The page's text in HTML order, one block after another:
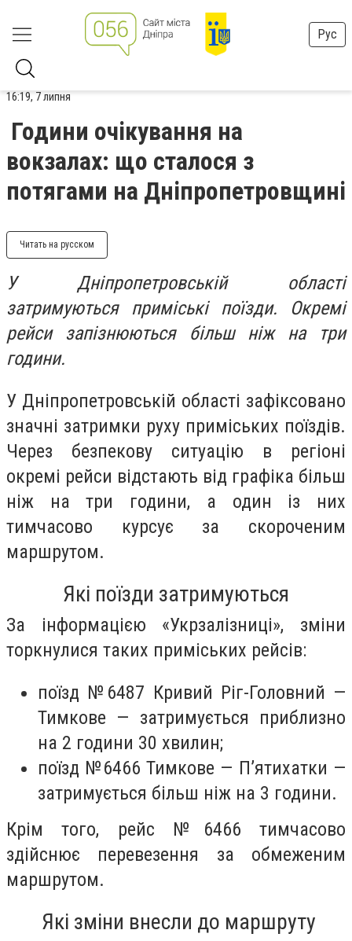
Рус
16:19, 7 липня
Години очікування на
вокзалах: що сталося з
потягами на Дніпропетровщині
Читать на русском
У Дніпропетровській області
затримуються приміські поїзди. Окремі
рейси запізнюються більш ніж на три
години.
У Дніпропетровській області зафіксовано
значні затримки руху приміських поїздів.
Через безпекову ситуацію в регіоні
окремі рейси відстають від графіка більш
ніж на три години, а один із них
тимчасово курсує за скороченим
маршрутом.
Які поїзди затримуються
За інформацією «Укрзалізниці», зміни
торкнулися таких приміських рейсів:
поїзд №6487 Кривий Ріг-Головний —
Тимкове — затримується приблизно
на 2 години 30 хвилин;
поїзд №6466 Тимкове — П’ятихатки —
затримується більш ніж на 3 години.
Крім того, рейс №6466 тимчасово
здійснює перевезення за обмеженим
маршрутом.
Які зміни внесли до маршруту